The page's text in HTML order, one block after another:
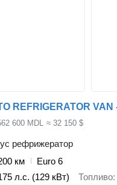
600 MDL ≈ 32 150 $
рефрижератор
км
Euro 6
л.с. (129 кВт) Топливо